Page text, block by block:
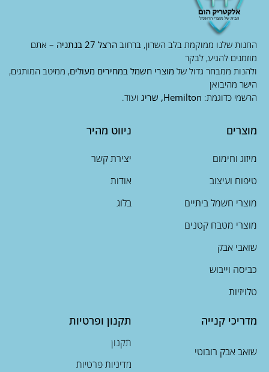
החנות שלנו ממוקמת בלב השרון, ברחוב הרצל 27 בנתניה
– אתם
מוזמנים להגיע, לבקר
ולהנות ממבחר גדול של מוצרי חשמל במחירים מעולים, ממיטב המותגים,
הישר מהיבואן
הרשמי כדוגמת: Hemilton, שריג ועוד.
מוצרים
מיזוג וחימום
טיפוח ועיצוב
מוצרי חשמל ביתיים
מוצרי מטבח קטנים
שואבי אבק
כביסה וייבוש
טלויזיות
ניווט מהיר
יצירת קשר
אודות
בלוג
מדריכי קנייה
שואב אבק רובוטי
תקנון ופרטיות
תקנון
מדיניות פרטיות